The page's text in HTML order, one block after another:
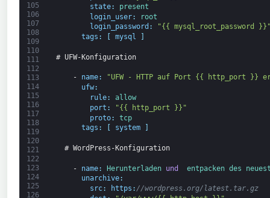
105
106
107
108
109
110
111
112
113
114
115
116
117
118
119
120
121
122
123
124
125
126
state:
present
login_user:
root
login_password :
"{{ mysql_root_password
tags : mysql
# UFW-Konfiguration
- name:
"UFW - HTTP auf Port {{ http_port }}
ufw:
rule:
allow
port :
"{{ http_port }}"
proto:
tcp
tags : system
# WordPress-Konfiguration
- name: Herunterladen und entpacken des
unarchive:
src: https : //wordpress.org/latest.tar.gz